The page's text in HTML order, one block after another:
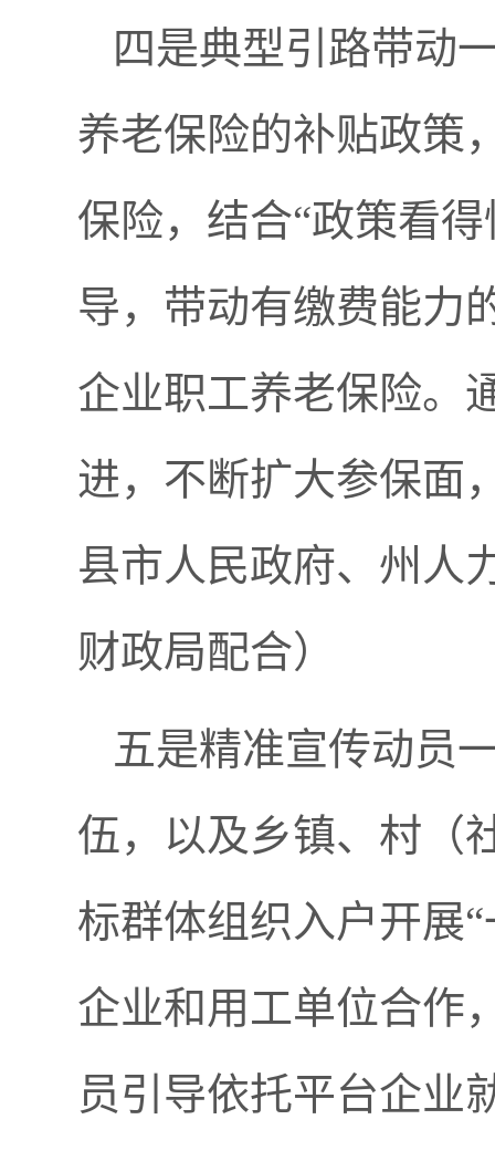
四是典型引路带动
养老保险的补贴政策
保险，结合“政策看
导，带动有缴费能力
企业职工养老保险。
进，不断扩大参保面
县市人民政府、州人
财政局配合）
五是精准宣传动员
伍，以及乡镇、村（
标群体组织入户开展
企业和用工单位合作
员引导依托平台企业